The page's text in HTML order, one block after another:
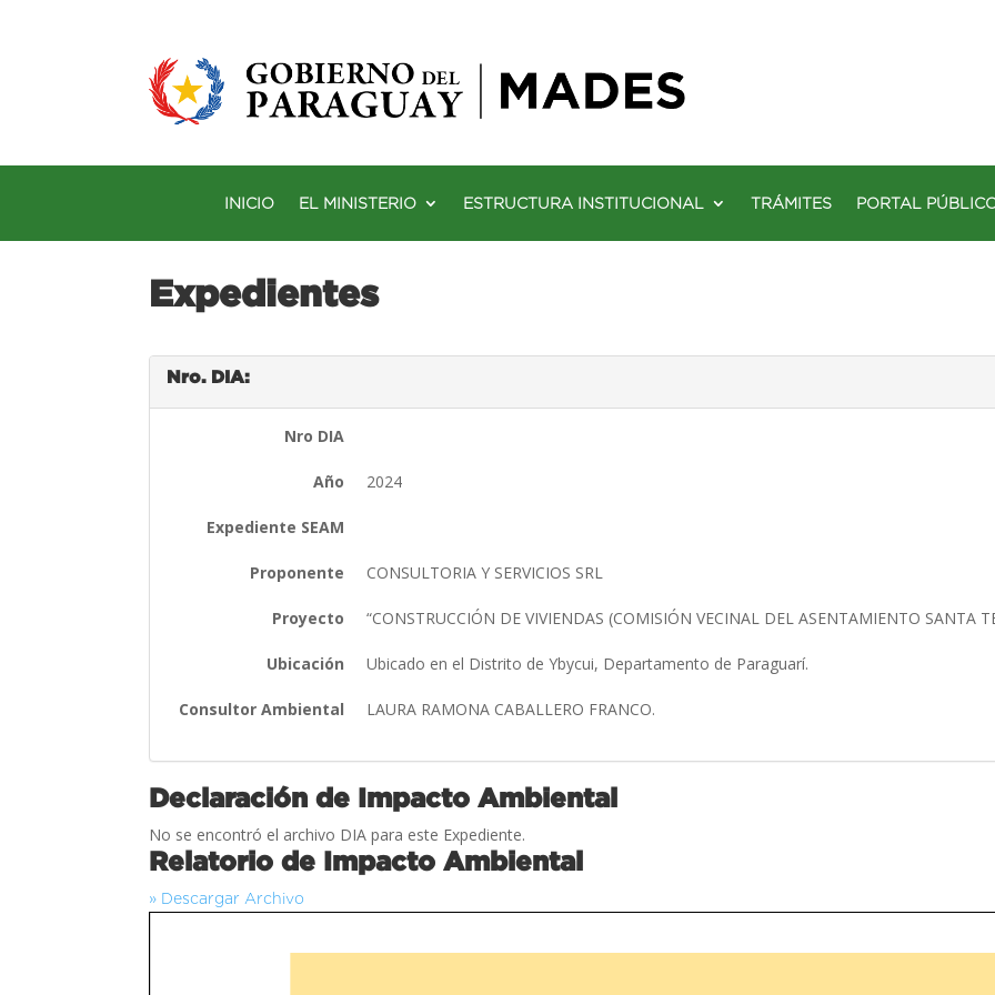
INICIO EL MINISTERIO ESTRUCTURA INSTITUCIONAL TRÁMITES PORTAL
Expedientes
Nro. DIA:
Nro DIA
Año 2024
Expediente SEAM
Proponente CONSULTORIA Y SERVICIOS SRL
Proyecto “CONSTRUCCIÓN DE VIVIENDAS (COMISIÓN VECINAL DEL ASENTAMIENTO SANTA
Ubicación Ubicado en el Distrito de Ybycui, Departamento de Paraguarí.
Consultor Ambiental LAURA RAMONA CABALLERO FRANCO.
Declaración de Impacto Ambiental
No se encontró el archivo DIA para este Expediente.
Relatorio de Impacto Ambiental
» Descargar Archivo